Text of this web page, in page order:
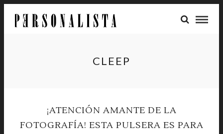
CLEEP
¡ATENCIÓN AMANTE DE LA
FOTOGRAFÍA! ESTA PULSERA ES PARA